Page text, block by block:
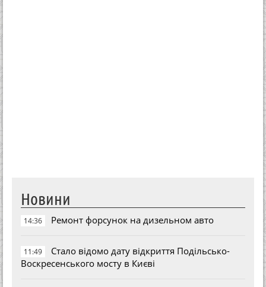
Новини
14:36 Ремонт форсунок на дизельном авто
11:49
Стало відомо дату відкриття Подільсько-
Воскресенського мосту в Києві